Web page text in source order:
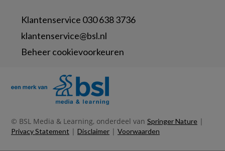
Klantenservice 030 638 3736
klantenservice@bsl.nl
Beheer cookievoorkeuren
© BSL Media & Learning, onderdeel van Springer Nature |
Privacy Statement | Disclaimer | Voorwaarden